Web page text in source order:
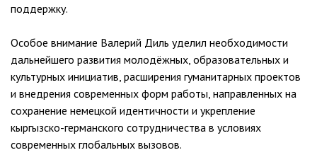
поддержку.
Особое внимание Валерий Диль уделил необходимости
дальнейшего развития молодёжных, образовательных и
культурных инициатив, расширения гуманитарных проектов
и внедрения современных форм работы, направленных на
сохранение немецкой идентичности и укрепление
кыргызско-германского сотрудничества в условиях
современных глобальных вызовов.